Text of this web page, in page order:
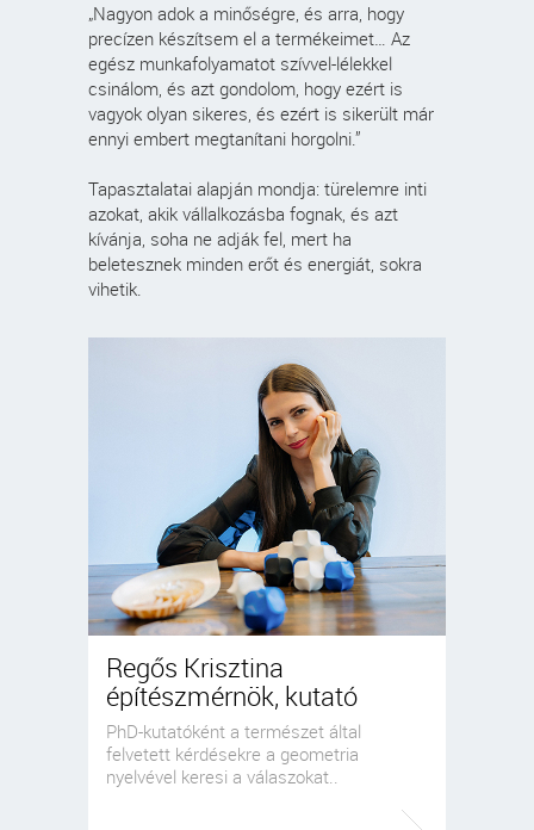
„Nagyon adok a minőségre, és arra, hogy
precízen készítsem el a termékeimet… Az
egész munkafolyamatot szívvel-lélekkel
csinálom, és azt gondolom, hogy ezért is
vagyok olyan sikeres, és ezért is sikerült már
ennyi embert megtanítani horgolni.”
Tapasztalatai alapján mondja: türelemre inti
azokat, akik vállalkozásba fognak, és azt
kívánja, soha ne adják fel, mert ha
beletesznek minden erőt és energiát, sokra
vihetik.
Regős Krisztina
építészmérnök, kutató
PhD-kutatóként a természet által
felvetett kérdésekre a geometria
nyelvével keresi a válaszokat..